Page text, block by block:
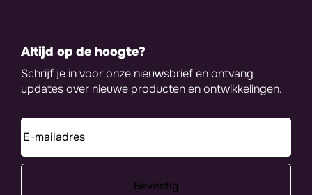
Altijd op de hoogte?
Schrijf je in voor onze nieuwsbrief en ontvang
updates over nieuwe producten en ontwikkelingen.